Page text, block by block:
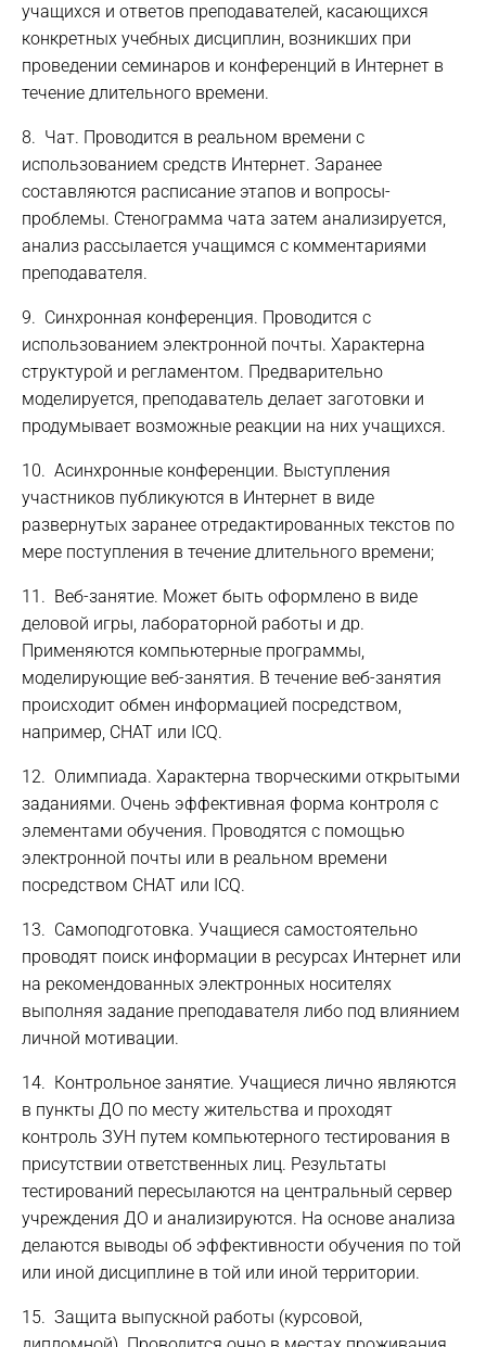
учащихся и ответов преподавателей, касающихся
конкретных учебных дисциплин, возникших при
проведении семинаров и конференций в Интернет в
течение длительного времени.
8. Чат. Проводится в реальном времени с
использованием средств Интернет. Заранее
составляются расписание этапов и вопросы-
проблемы. Стенограмма чата затем анализируется,
анализ рассылается учащимся с комментариями
преподавателя.
9. Синхронная конференция. Проводится с
использованием электронной почты. Характерна
структурой и регламентом. Предварительно
моделируется, преподаватель делает заготовки и
продумывает возможные реакции на них учащихся.
10. Асинхронные конференции. Выступления
участников публикуются в Интернет в виде
развернутых заранее отредактированных текстов по
мере поступления в течение длительного времени;
11. Веб-занятие. Может быть оформлено в виде
деловой игры, лабораторной работы и др.
Применяются компьютерные программы,
моделирующие веб-занятия. В течение веб-занятия
происходит обмен информацией посредством,
например, CHAT или ICQ.
12. Олимпиада. Характерна творческими открытыми
заданиями. Очень эффективная форма контроля с
элементами обучения. Проводятся с помощью
электронной почты или в реальном времени
посредством CHAT или ICQ.
13. Самоподготовка. Учащиеся самостоятельно
проводят поиск информации в ресурсах Интернет или
на рекомендованных электронных носителях
выполняя задание преподавателя либо под влиянием
личной мотивации.
14. Контрольное занятие. Учащиеся лично являются
в пункты ДО по месту жительства и проходят
контроль ЗУН путем компьютерного тестирования в
присутствии ответственных лиц. Результаты
тестирований пересылаются на центральный сервер
учреждения ДО и анализируются. На основе анализа
делаются выводы об эффективности обучения по той
или иной дисциплине в той или иной территории.
15. Защита выпускной работы (курсовой,